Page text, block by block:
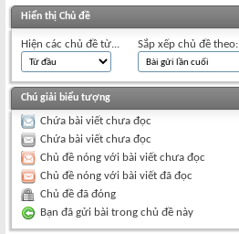
Hiển thị Chủ đề
Hiện các chủ đề từ... Sắp xếp chủ đề theo:
Chú giải biểu tượng
Chứa bài viết chưa đọc
Chứa bài viết chưa đọc
Chủ đề nóng với bài viết chưa đọc
Chủ đề nóng với bài viết đã đọc
Chủ đề đã đóng
Bạn đã gửi bài trong chủ đề này